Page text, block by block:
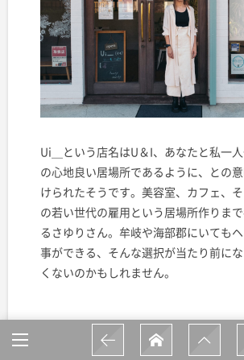
Ui＿という店名はU＆I、あなたと私一
の心地良い居場所であるように、との
けられたそうです。美容室、カフェ、
の若い世代の雇用という居場所作りま
るさゆりさん。牟岐や海部郡にいても
事ができる、そんな選択が当たり前に
くないのかもしれません。